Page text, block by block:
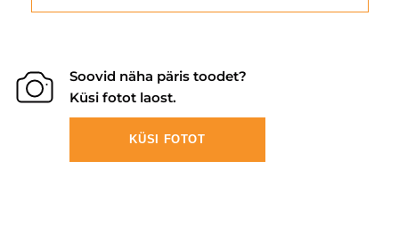
Soovid näha päris toodet?
Küsi fotot laost.
KÜSI FOTOT